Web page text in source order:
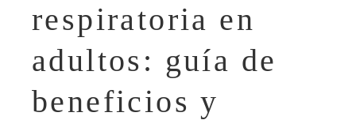
respiratoria en
adultos: guía de
beneficios y